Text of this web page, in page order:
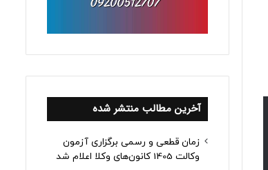
آخرین مطالب منتشر شده
زمان قطعی و رسمی برگزاری آزمون
وکالت 1405 کانون‌های وکلا اعلام شد